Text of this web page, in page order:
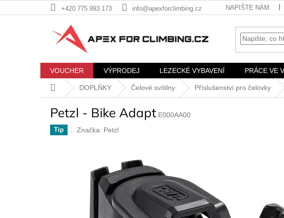
na
+420 775 993 173 info@apexforclimbing.cz NAPIŠTE NÁM
VOUCHER VÝPRODEJ LEZECKÉ VYBAVENÍ PRÁCE VE
Domů DOPLŇKY Čelové svítilny Příslušenství pro čelovky
Petzl - Bike Adapt E000AA00
Tip Značka: Petzl